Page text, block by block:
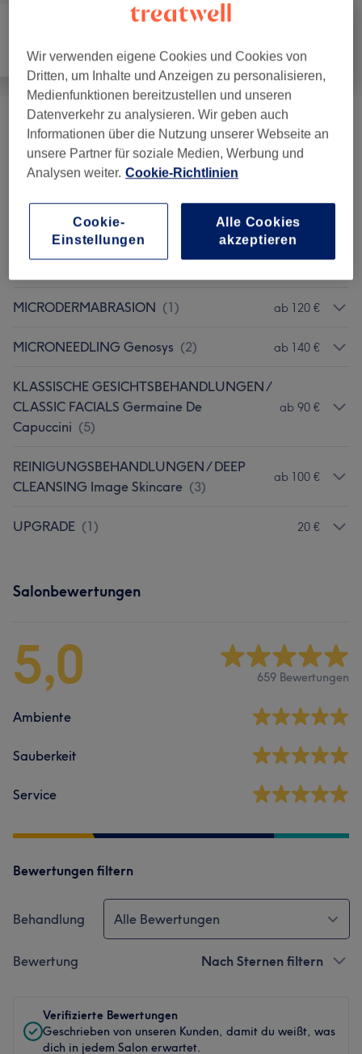
Alle Haarentfernung Gesicht
HYDRA BEAUTY Signature Facials (1) 140 €
HYDRA BEAUTY Extra Deep Cleansing
HYDRA BEAUTY Resurfacing Facials ( 1) ab 140 €
MICRODERMABRASION (1) ab 120 €
MICRONEEDLING Genosys (2) ab 140 €
KLASSISCHE GESICHTSBEHANDLUNGEN /
CLASSIC FACIALS Germaine De
Capuccini (5)
ab 90 €
REINIGUNGSBEHANDLUNGEN / DEEP
CLEANSING Image Skincare (3)
ab 100 €
UPGRADE (1) 20 €
Salonbewertungen
5,0 659 Bewertungen
Ambiente
Sauberkeit
Service
Bewertungen filtern
Behandlung Alle Bewertungen
Bewertung Nach Sternen filtern
Verifizierte Bewertungen
Geschrieben von unseren Kunden, damit du weißt, was
dich in jedem Salon erwartet.
Wir verwenden eigene Cookies und Cookies von
Dritten, um Inhalte und Anzeigen zu personalisieren,
Medienfunktionen bereitzustellen und unseren
Datenverkehr zu analysieren. Wir geben auch
Informationen über die Nutzung unserer Webseite an
unsere Partner für soziale Medien, Werbung und
Analysen weiter. Cookie-Richtlinien
Alle Cookies
akzeptieren
Cookie-
Einstellungen